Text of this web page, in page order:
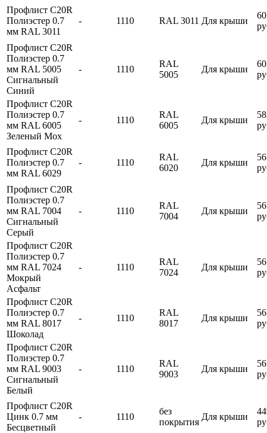
Профлист С20R
Полиэстер 0.7
мм RAL 3011
- 1110 RAL 3011 Для крыши
Профлист С20R
Полиэстер 0.7
мм RAL 5005
Сигнальный
Синий
- 1110
RAL
5005
Для крыши
Профлист С20R
Полиэстер 0.7
мм RAL 6005
Зеленый Мох
- 1110
RAL
6005
Для крыши
Профлист С20R
Полиэстер 0.7
мм RAL 6029
- 1110
RAL
6020
Для крыши
Профлист С20R
Полиэстер 0.7
мм RAL 7004
Сигнальный
Серый
- 1110
RAL
7004
Для крыши
Профлист С20R
Полиэстер 0.7
мм RAL 7024
Мокрый
Асфальт
- 1110
RAL
7024
Для крыши
Профлист С20R
Полиэстер 0.7
мм RAL 8017
Шоколад
- 1110
RAL
8017
Для крыши
Профлист С20R
Полиэстер 0.7
мм RAL 9003
Сигнальный
Белый
- 1110
RAL
9003
Для крыши
Профлист С20R
Цинк 0.7 мм
Бесцветный
- 1110
без
покрытия
Для крыши